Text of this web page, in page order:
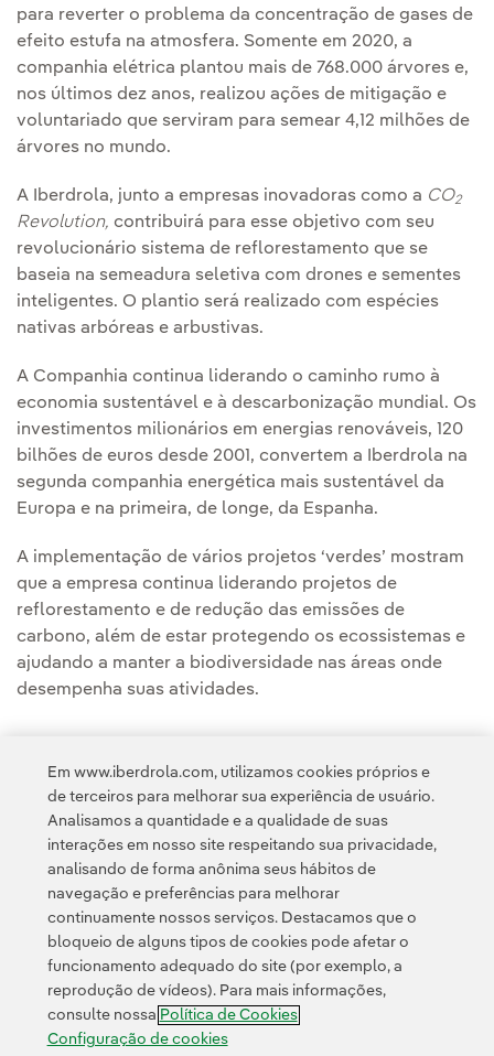
para reverter o problema da concentração de gases de
efeito estufa na atmosfera. Somente em 2020, a
companhia elétrica plantou mais de 768.000 árvores e,
nos últimos dez anos, realizou ações de mitigação e
voluntariado que serviram para semear 4,12 milhões de
árvores no mundo.
A Iberdrola, junto a empresas inovadoras como a CO2
Revolution, contribuirá para esse objetivo com seu
revolucionário sistema de reflorestamento que se
baseia na semeadura seletiva com drones e sementes
inteligentes. O plantio será realizado com espécies
nativas arbóreas e arbustivas.
A Companhia continua liderando o caminho rumo à
economia sustentável e à descarbonização mundial. Os
investimentos milionários em energias renováveis, 120
bilhões de euros desde 2001, convertem a Iberdrola na
segunda companhia energética mais sustentável da
Europa e na primeira, de longe, da Espanha.
A implementação de vários projetos ‘verdes’ mostram
que a empresa continua liderando projetos de
reflorestamento e de redução das emissões de
carbono, além de estar protegendo os ecossistemas e
ajudando a manter a biodiversidade nas áreas onde
desempenha suas atividades.
Acesso a informação legal
Contato Clientes Política de Privacidade Informação legal
Política de cookies Configuração de cookies
Canal de denúncias
Em www.iberdrola.com, utilizamos cookies próprios e
de terceiros para melhorar sua experiência de usuário.
Analisamos a quantidade e a qualidade de suas
interações em nosso site respeitando sua privacidade,
analisando de forma anônima seus hábitos de
navegação e preferências para melhorar
continuamente nossos serviços. Destacamos que o
bloqueio de alguns tipos de cookies pode afetar o
funcionamento adequado do site (por exemplo, a
reprodução de vídeos). Para mais informações,
consulte nossa Política de Cookies
Configuração de cookies